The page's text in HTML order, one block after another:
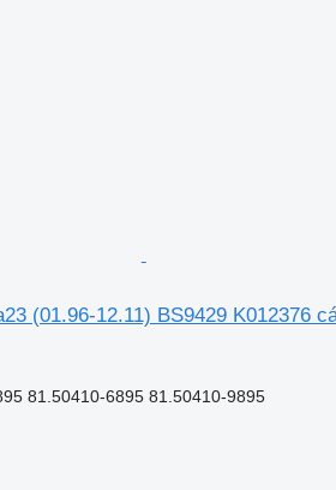
(01.96-12.11) BS9429 K012376
81.50410-6895 81.50410-9895